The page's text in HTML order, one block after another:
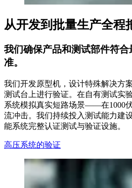
从开发到批量生产全程
我们确保产品和测试部件符
准。
我们开发原型机，设计特殊解决方
测试台上进行验证。在自有测试实
系统模拟真实短路场景——在1000
流冲击。我们持续投入测试能力建
能系统完整认证测试与验证设施。
高压系统的验证